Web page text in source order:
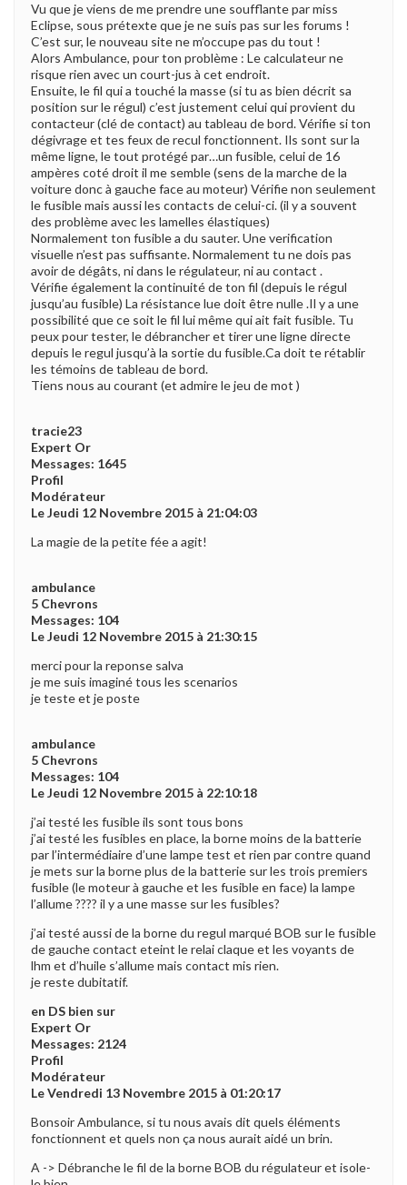
Vu que je viens de me prendre une soufflante par miss
Eclipse, sous prétexte que je ne suis pas sur les forums !
C’est sur, le nouveau site ne m’occupe pas du tout !
Alors Ambulance, pour ton problème : Le calculateur ne
risque rien avec un court-jus à cet endroit.
Ensuite, le fil qui a touché la masse (si tu as bien décrit sa
position sur le régul) c’est justement celui qui provient du
contacteur (clé de contact) au tableau de bord. Vérifie si ton
dégivrage et tes feux de recul fonctionnent. Ils sont sur la
même ligne, le tout protégé par…un fusible, celui de 16
ampères coté droit il me semble (sens de la marche de la
voiture donc à gauche face au moteur) Vérifie non seulement
le fusible mais aussi les contacts de celui-ci. (il y a souvent
des problème avec les lamelles élastiques)
Normalement ton fusible a du sauter. Une verification
visuelle n’est pas suffisante. Normalement tu ne dois pas
avoir de dégâts, ni dans le régulateur, ni au contact .
Vérifie également la continuité de ton fil (depuis le régul
jusqu’au fusible) La résistance lue doit être nulle .Il y a une
possibilité que ce soit le fil lui même qui ait fait fusible. Tu
peux pour tester, le débrancher et tirer une ligne directe
depuis le regul jusqu’à la sortie du fusible.Ca doit te rétablir
les témoins de tableau de bord.
Tiens nous au courant (et admire le jeu de mot )
tracie23
Expert Or
Messages: 1645
Profil
Modérateur
Le Jeudi 12 Novembre 2015 à 21:04:03
La magie de la petite fée a agit!
ambulance
5 Chevrons
Messages: 104
Le Jeudi 12 Novembre 2015 à 21:30:15
merci pour la reponse salva
je me suis imaginé tous les scenarios
je teste et je poste
ambulance
5 Chevrons
Messages: 104
Le Jeudi 12 Novembre 2015 à 22:10:18
j’ai testé les fusible ils sont tous bons
j’ai testé les fusibles en place, la borne moins de la batterie
par l’intermédiaire d’une lampe test et rien par contre quand
je mets sur la borne plus de la batterie sur les trois premiers
fusible (le moteur à gauche et les fusible en face) la lampe
l’allume ???? il y a une masse sur les fusibles?
j’ai testé aussi de la borne du regul marqué BOB sur le fusible
de gauche contact eteint le relai claque et les voyants de
lhm et d’huile s’allume mais contact mis rien.
je reste dubitatif.
en DS bien sur
Expert Or
Messages: 2124
Profil
Modérateur
Le Vendredi 13 Novembre 2015 à 01:20:17
Bonsoir Ambulance, si tu nous avais dit quels éléments
fonctionnent et quels non ça nous aurait aidé un brin.
A -> Débranche le fil de la borne BOB du régulateur et isole-